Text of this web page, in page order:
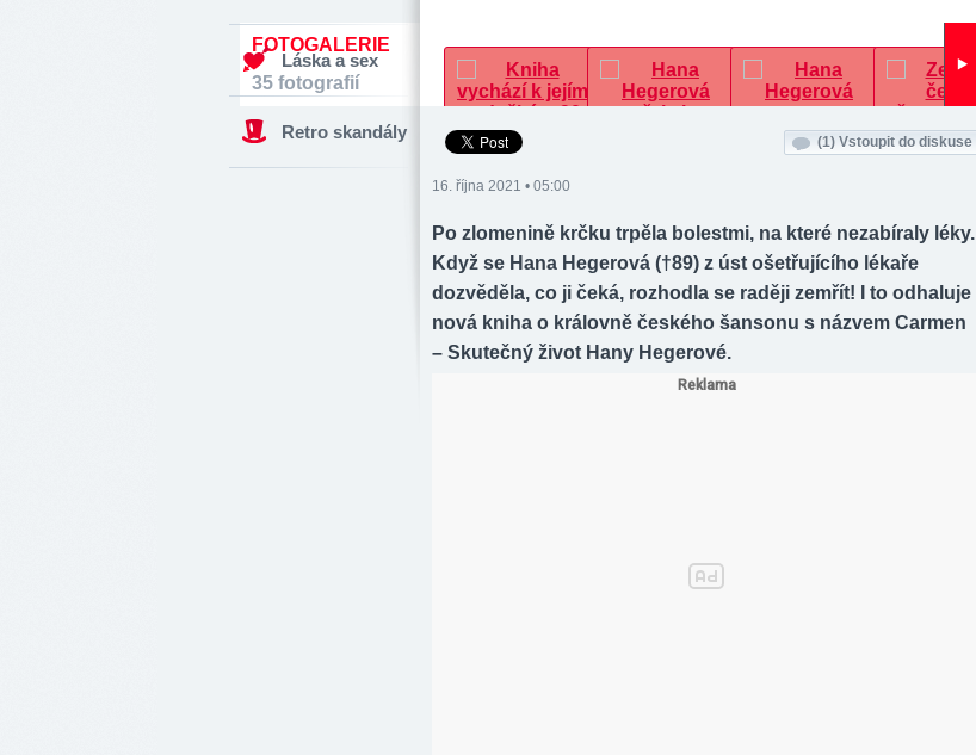
Láska a sex
Retro skandály
FOTOGALERIE
35 fotografií
(1) Vstoupit do diskuse
16. října 2021 • 05:00
Po zlomenině krčku trpěla bolestmi, na které nezabíraly léky.
Když se Hana Hegerová (†89) z úst ošetřujícího lékaře
dozvěděla, co ji čeká, rozhodla se raději zemřít! I to odhaluje
nová kniha o královně českého šansonu s názvem Carmen
– Skutečný život Hany Hegerové.